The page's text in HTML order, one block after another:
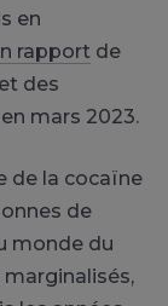
en
rapport de
des
mars 2023.
de la cocaïne
de
monde du